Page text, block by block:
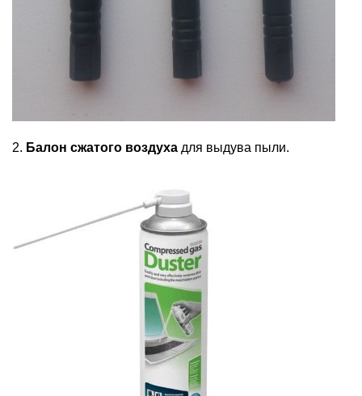
2. Балон сжатого воздуха для выдува пыли.